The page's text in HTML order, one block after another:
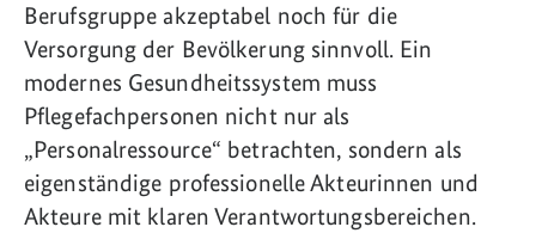
Berufsgruppe akzeptabel noch für die
Versorgung der Bevölkerung sinnvoll. Ein
modernes Gesundheitssystem muss
Pflegefachpersonen nicht nur als
„Personalressource“ betrachten, sondern als
eigenständige professionelle Akteurinnen und
Akteure mit klaren Verantwortungsbereichen.